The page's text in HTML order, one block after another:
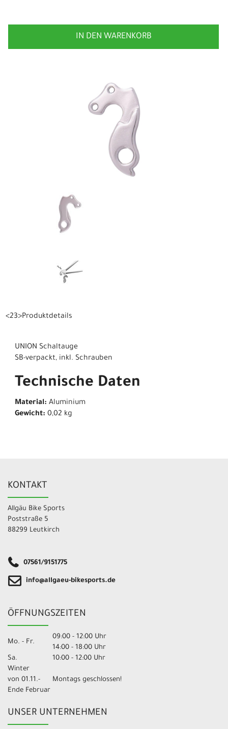
IN DEN WARENKORB
<23>Produktdetails
UNION Schaltauge
SB-verpackt, inkl. Schrauben
Technische Daten
Material: Aluminium
Gewicht: 0,02 kg
KONTAKT
Allgäu Bike Sports
Poststraße 5
88299 Leutkirch
07561/9151775
info@allgaeu-bikesports.de
ÖFFNUNGSZEITEN
Mo. - Fr.
09:00 - 12:00 Uhr
14:00 - 18:00 Uhr
Sa.
10:00 - 12:00 Uhr
Winter
von 01.11.-
Ende Februar
Montags geschlossen!
UNSER UNTERNEHMEN